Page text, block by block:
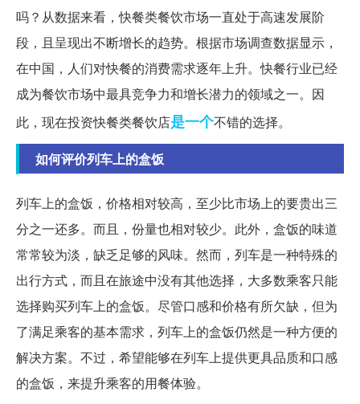
吗？从数据来看，快餐类餐饮市场一直处于高速发展阶
段，且呈现出不断增长的趋势。根据市场调查数据显示，
在中国，人们对快餐的消费需求逐年上升。快餐行业已经
成为餐饮市场中最具竞争力和增长潜力的领域之一。因
此，现在投资快餐类餐饮店是一个不错的选择。
如何评价列车上的盒饭
列车上的盒饭，价格相对较高，至少比市场上的要贵出三
分之一还多。而且，份量也相对较少。此外，盒饭的味道
常常较为淡，缺乏足够的风味。然而，列车是一种特殊的
出行方式，而且在旅途中没有其他选择，大多数乘客只能
选择购买列车上的盒饭。尽管口感和价格有所欠缺，但为
了满足乘客的基本需求，列车上的盒饭仍然是一种方便的
解决方案。不过，希望能够在列车上提供更具品质和口感
的盒饭，来提升乘客的用餐体验。